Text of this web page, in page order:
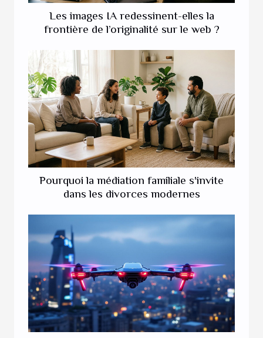
Les images IA redessinent-elles la
frontière de l’originalité sur le web ?
Pourquoi la médiation familiale s'invite
dans les divorces modernes